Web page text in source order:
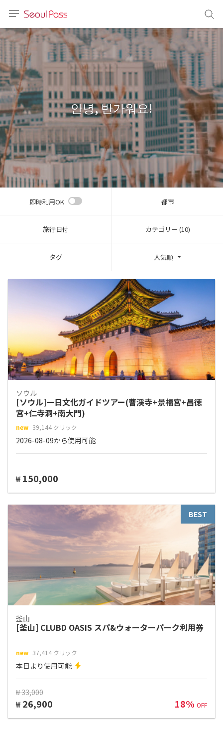
体)
文 (台灣)
안녕, 반가워요!
即時利用OK 都市
旅行日付 カテゴリー (10)
タグ 人気順
ソウル
[ソウル]一日文化ガイドツアー(曹渓寺+景福宮+昌徳
宮+仁寺洞+南大門)
new 39,144 クリック
2026-08-09から使用可能
₩ 150,000
BEST
釜山
[釜山] CLUBD OASIS スパ&ウォーターパーク利用券
new 37,414 クリック
本日より使用可能
₩ 33,000
₩ 26,900 18% OFF